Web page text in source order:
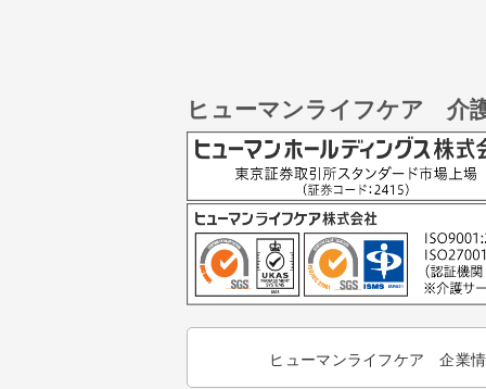
ヒューマンライフケア 介
ヒューマンライフケア 企業